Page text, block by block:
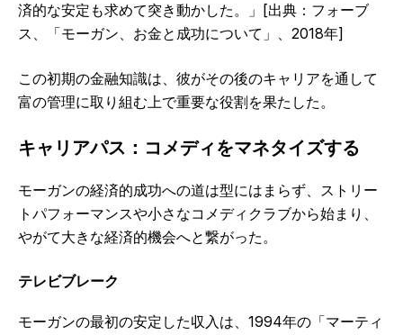
済的な安定も求めて突き動かした。」[出典：フォーブ
ス、「モーガン、お金と成功について」、2018年]
この初期の金融知識は、彼がその後のキャリアを通して
富の管理に取り組む上で重要な役割を果たした。
キャリアパス：コメディをマネタイズする
モーガンの経済的成功への道は型にはまらず、ストリー
トパフォーマンスや小さなコメディクラブから始まり、
やがて大きな経済的機会へと繋がった。
テレビブレーク
モーガンの最初の安定した収入は、1994年の「マーティ